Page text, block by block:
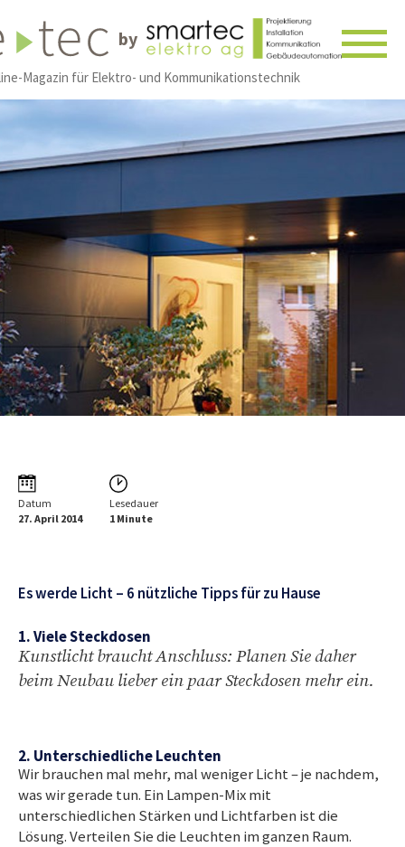
by
Magazin für Elektro- und Kommunikationstechnik
Datum
27. April 2014
Lesedauer
1 Minute
Es werde Licht – 6 nützliche Tipps für zu Hause
1. Viele Steckdosen
Kunstlicht braucht Anschluss: Planen Sie daher
beim Neubau lieber ein paar Steckdosen mehr ein.
2. Unterschiedliche Leuchten
Wir brauchen mal mehr, mal weniger Licht – je nachdem,
was wir gerade tun. Ein Lampen-Mix mit
unterschiedlichen Stärken und Lichtfarben ist die
Lösung. Verteilen Sie die Leuchten im ganzen Raum.